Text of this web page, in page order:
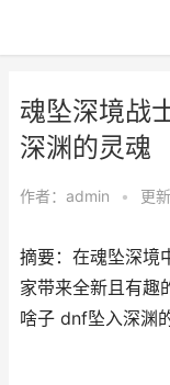
魂坠深境战
深渊的灵魂
作者： admin • 更
摘要：在魂坠深境
家带来全新且有趣
啥子 dnf坠入深渊